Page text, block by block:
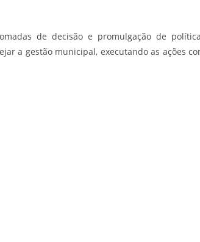
de decisão e promulgação de
a gestão municipal, executando as ações